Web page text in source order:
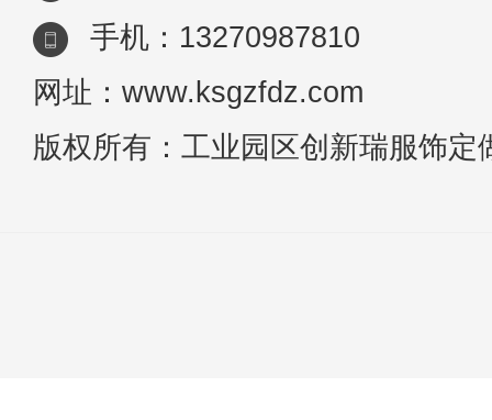
手机：13270987810
网址：www.ksgzfdz.com
版权所有：工业园区创新瑞服饰定